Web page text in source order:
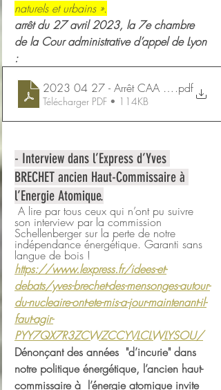
naturels et urbains ».
arrêt du 27 avril 2023, la 7e chambre
de la Cour administrative d’appel de Lyon
:
2023 04 27 - Arrêt CAA Lyon.pdf
Télécharger PDF • 114KB
- Interview dans l’Express d’Yves
BRECHET ancien Haut-Commissaire à
l’Energie Atomique.
son interview par la commission
Schellenberger sur la perte de notre
indépendance énergétique. Garanti sans
langue de bois !
https://www.lexpress.fr/idees-et-
debats/yves-brechet-des-mensonges-autour-
du-nucleaire-ont-ete-mis-a-jour-maintenant-il-
faut-agir-
PYY7QX7R3ZCWZCCYVLCLWLYSOU/
Dénonçant des années  "d’incurie" dans
notre politique énergétique, l’ancien haut-
commissaire à  l’énergie atomique invite